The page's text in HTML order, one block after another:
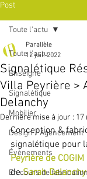
Post
Toute l'actu
Enseigne
Signalétique
Mobilier
Design / Agencement
Évènements
En cours de fabrication
Toute l'actu
Signalétique
Villa Peyrière >
Delanchy
Parallèle
12 juil. 2022
Dernière mise à jour : 17
Conception &
signalétique pour
Peyrière de COGIM
de Sarah